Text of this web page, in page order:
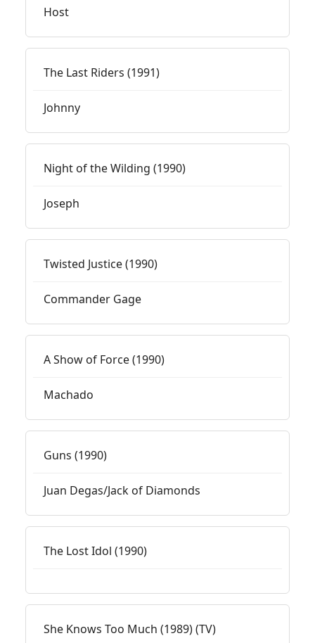
Host
The Last Riders (1991)
Johnny
Night of the Wilding (1990)
Joseph
Twisted Justice (1990)
Commander Gage
A Show of Force (1990)
Machado
Guns (1990)
Juan Degas/Jack of Diamonds
The Lost Idol (1990)
She Knows Too Much (1989) (TV)